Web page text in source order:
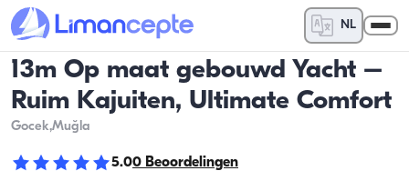
NL
13m Op maat gebouwd Yacht –
Ruim Kajuiten, Ultimate Comfort
Gocek,Muğla
5.00 Beoordelingen